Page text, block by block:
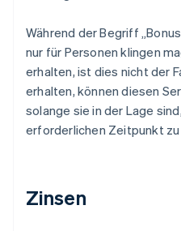
Während der Begriff
nur für Personen klingen
erhalten, ist dies nicht der
erhalten, können diesen
solange sie in der Lage
erforderlichen Zeitpunkt zu
Zinsen